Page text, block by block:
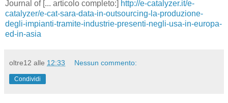
Journal of [... articolo completo:] http://e-catalyzer.it/e-
catalyzer/e-cat-sara-data-in-outsourcing-la-produzione-
degli-impianti-tramite-industrie-presenti-negli-usa-in-europa-
ed-in-asia
oltre12 alle 12:33 Nessun commento:
Condividi